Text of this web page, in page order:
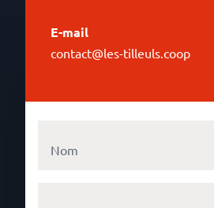
E-mail
contact@les-tilleuls.coop